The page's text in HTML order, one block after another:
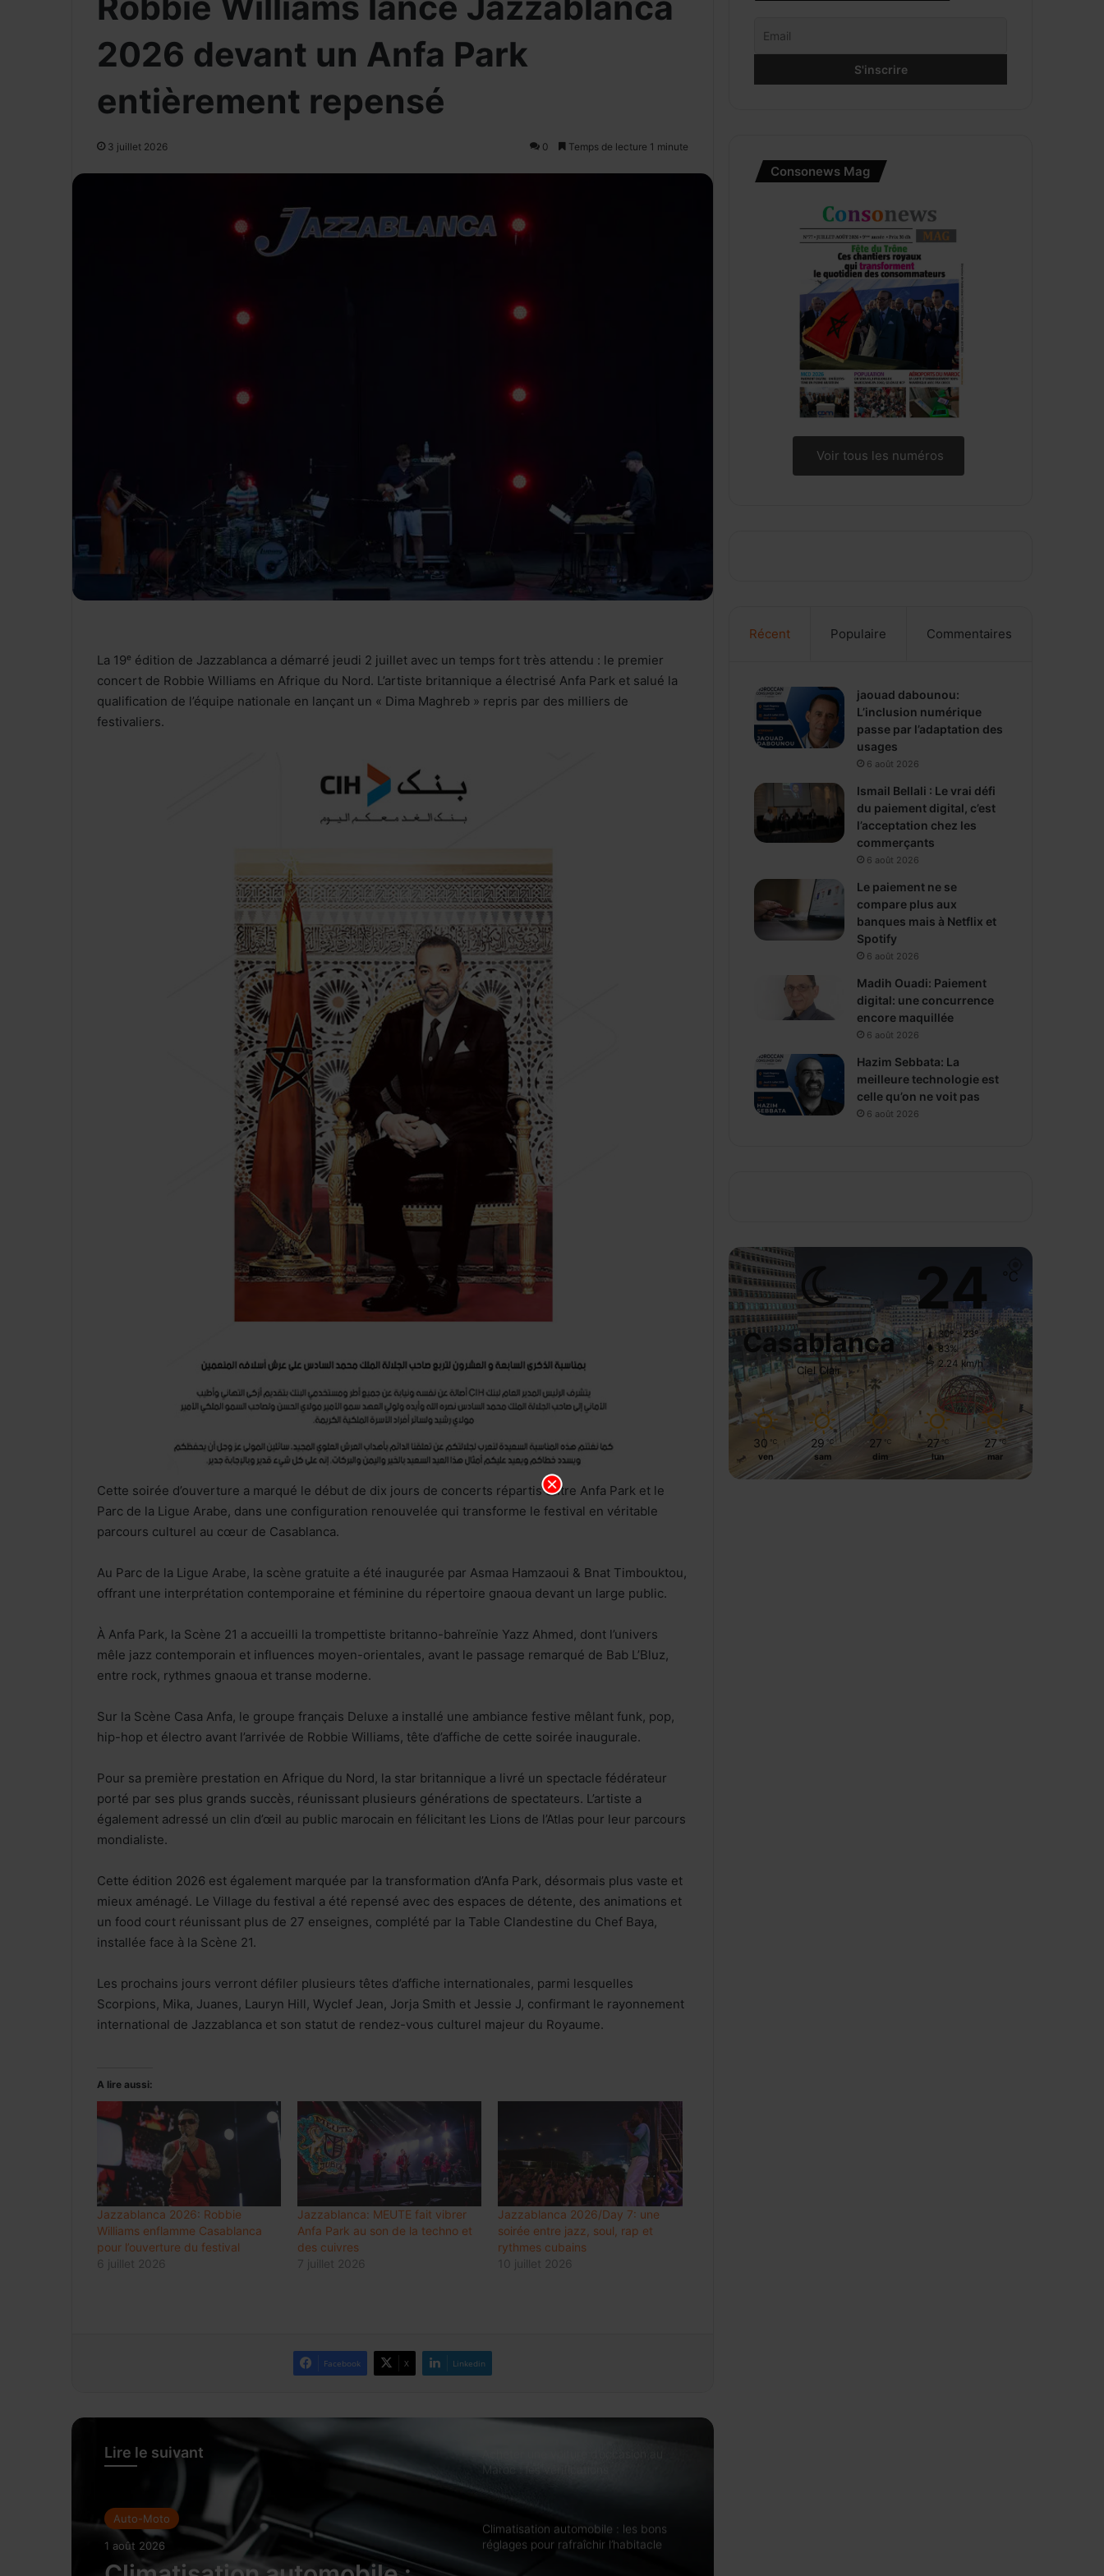
2026 devant un Anfa Park
entièrement repensé
3 juillet 2026 0 Temps de lecture 1 minute
La 19ᵉ édition de Jazzablanca a démarré jeudi 2 juillet avec un temps fort très attendu : le premier
concert de Robbie Williams en Afrique du Nord. L’artiste britannique a électrisé Anfa Park et salué la
qualification de l’équipe nationale en lançant un « Dima Maghreb » repris par des milliers de
festivaliers.
Cette soirée d’ouverture a marqué le début de dix jours de concerts répartis entre Anfa Park et le
Parc de la Ligue Arabe, dans une configuration renouvelée qui transforme le festival en véritable
parcours culturel au cœur de Casablanca.
Au Parc de la Ligue Arabe, la scène gratuite a été inaugurée par Asmaa Hamzaoui & Bnat Timbouktou,
offrant une interprétation contemporaine et féminine du répertoire gnaoua devant un large public.
À Anfa Park, la Scène 21 a accueilli la trompettiste britanno-bahreïnie Yazz Ahmed, dont l’univers
mêle jazz contemporain et influences moyen-orientales, avant le passage remarqué de Bab L’Bluz,
entre rock, rythmes gnaoua et transe moderne.
Sur la Scène Casa Anfa, le groupe français Deluxe a installé une ambiance festive mêlant funk, pop,
hip-hop et électro avant l’arrivée de Robbie Williams, tête d’affiche de cette soirée inaugurale.
Pour sa première prestation en Afrique du Nord, la star britannique a livré un spectacle fédérateur
porté par ses plus grands succès, réunissant plusieurs générations de spectateurs. L’artiste a
également adressé un clin d’œil au public marocain en félicitant les Lions de l’Atlas pour leur parcours
mondialiste.
Cette édition 2026 est également marquée par la transformation d’Anfa Park, désormais plus vaste et
mieux aménagé. Le Village du festival a été repensé avec des espaces de détente, des animations et
un food court réunissant plus de 27 enseignes, complété par la Table Clandestine du Chef Baya,
installée face à la Scène 21.
Les prochains jours verront défiler plusieurs têtes d’affiche internationales, parmi lesquelles
Scorpions, Mika, Juanes, Lauryn Hill, Wyclef Jean, Jorja Smith et Jessie J, confirmant le rayonnement
international de Jazzablanca et son statut de rendez-vous culturel majeur du Royaume.
A lire aussi:
Jazzablanca 2026: Robbie
Williams enflamme Casablanca
pour l’ouverture du festival
6 juillet 2026
Jazzablanca: MEUTE fait vibrer
Anfa Park au son de la techno et
des cuivres
7 juillet 2026
Jazzablanca 2026/Day 7: une
soirée entre jazz, soul, rap et
rythmes cubains
10 juillet 2026
Facebook X Linkedin
Lire le suivant
Auto-Moto
1 août 2026
Luxe : les groupes mondiaux
attendent le rebond de la
consommation en Chine
Meknès résilie le contrat de City Bus
et prépare une gestion publique locale
du réseau
Prix des médicaments: les
Maroc : les vérifications
Climatisation automobile : les bons
réglages pour rafraîchir l’habitacle
Consonews Mag
Voir tous les numéros
Récent Populaire Commentaires
jaouad dabounou:
L’inclusion numérique
passe par l’adaptation des
usages
6 août 2026
Ismail Bellali : Le vrai défi
du paiement digital, c’est
l’acceptation chez les
commerçants
6 août 2026
Le paiement ne se
compare plus aux
banques mais à Netflix et
Spotify
6 août 2026
Madih Ouadi: Paiement
digital: une concurrence
encore maquillée
6 août 2026
Hazim Sebbata: La
meilleure technologie est
celle qu’on ne voit pas
6 août 2026
Casablanca
Ciel Clair
24 ℃
30º - 23º
83%
2.24 km/h
30 ℃
ven
29 ℃
sam
27 ℃
dim
27 ℃
lun
27 ℃
mar